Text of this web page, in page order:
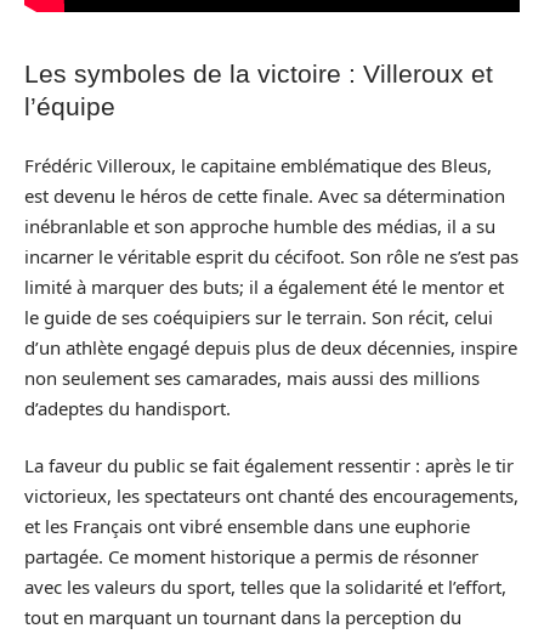
Les symboles de la victoire : Villeroux et
l’équipe
Frédéric Villeroux, le capitaine emblématique des Bleus,
est devenu le héros de cette finale. Avec sa détermination
inébranlable et son approche humble des médias, il a su
incarner le véritable esprit du cécifoot. Son rôle ne s’est pas
limité à marquer des buts; il a également été le mentor et
le guide de ses coéquipiers sur le terrain. Son récit, celui
d’un athlète engagé depuis plus de deux décennies, inspire
non seulement ses camarades, mais aussi des millions
d’adeptes du handisport.
La faveur du public se fait également ressentir : après le tir
victorieux, les spectateurs ont chanté des encouragements,
et les Français ont vibré ensemble dans une euphorie
partagée. Ce moment historique a permis de résonner
avec les valeurs du sport, telles que la solidarité et l’effort,
tout en marquant un tournant dans la perception du